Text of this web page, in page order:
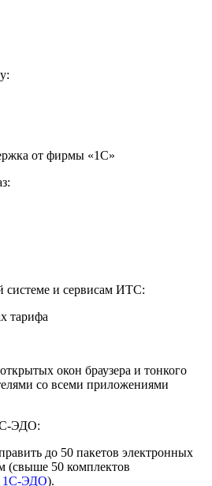
от фирмы «1С»
и сервисам ИТС:
тарифа
окон браузера и тонкого
со всеми приложениями
ЭДО:
до 50 пакетов электронных
(свыше 50 комплектов
1С-ЭДО).